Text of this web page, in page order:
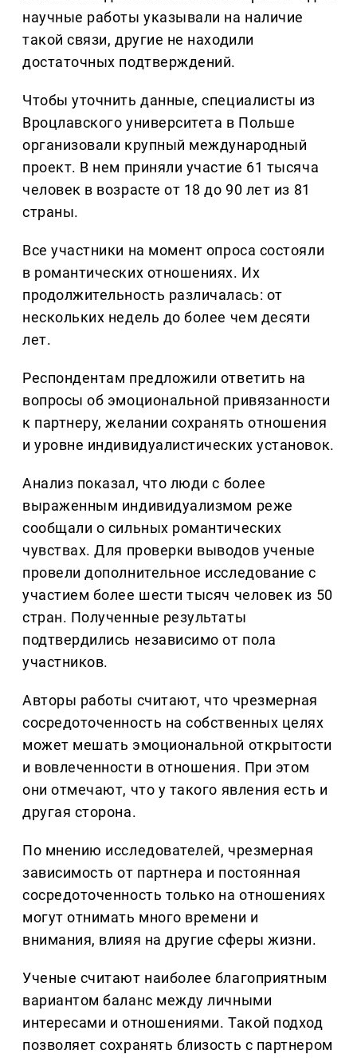
научные работы указывали на наличие
такой связи, другие не находили
достаточных подтверждений.
Чтобы уточнить данные, специалисты из
Вроцлавского университета в Польше
организовали крупный международный
проект. В нем приняли участие 61 тысяча
человек в возрасте от 18 до 90 лет из 81
страны.
Все участники на момент опроса состояли
в романтических отношениях. Их
продолжительность различалась: от
нескольких недель до более чем десяти
лет.
Респондентам предложили ответить на
вопросы об эмоциональной привязанности
к партнеру, желании сохранять отношения
и уровне индивидуалистических установок.
Анализ показал, что люди с более
выраженным индивидуализмом реже
сообщали о сильных романтических
чувствах. Для проверки выводов ученые
провели дополнительное исследование с
участием более шести тысяч человек из 50
стран. Полученные результаты
подтвердились независимо от пола
участников.
Авторы работы считают, что чрезмерная
сосредоточенность на собственных целях
может мешать эмоциональной открытости
и вовлеченности в отношения. При этом
они отмечают, что у такого явления есть и
другая сторона.
По мнению исследователей, чрезмерная
зависимость от партнера и постоянная
сосредоточенность только на отношениях
могут отнимать много времени и
внимания, влияя на другие сферы жизни.
Ученые считают наиболее благоприятным
вариантом баланс между личными
интересами и отношениями. Такой подход
позволяет сохранять близость с партнером